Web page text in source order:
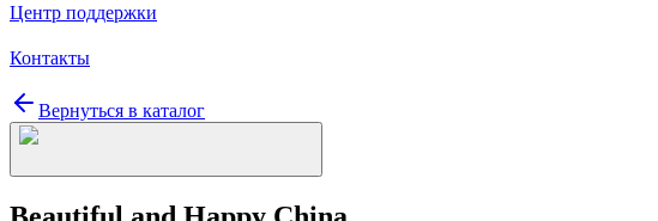
Центр поддержки
Контакты
Вернуться в каталог